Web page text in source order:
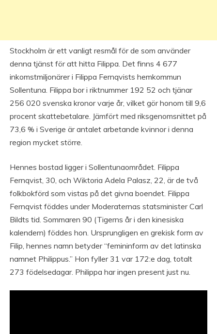
Stockholm är ett vanligt resmål för de som använder
denna tjänst för att hitta Filippa. Det finns 4 677
inkomstmiljonärer i Filippa Fernqvists hemkommun
Sollentuna. Filippa bor i riktnummer 192 52 och tjänar
256 020 svenska kronor varje år, vilket gör honom till 9,6
procent skattebetalare. Jämfört med riksgenomsnittet på
73,6 % i Sverige är antalet arbetande kvinnor i denna
region mycket större.
Hennes bostad ligger i Sollentunaområdet. Filippa
Fernqvist, 30, och Wiktoria Adela Palasz, 22, är de två
folkbokförd som vistas på det givna boendet. Filippa
Fernqvist föddes under Moderaternas statsminister Carl
Bildts tid. Sommaren 90 (Tigerns år i den kinesiska
kalendern) föddes hon. Ursprungligen en grekisk form av
Filip, hennes namn betyder “femininform av det latinska
namnet Philippus.” Hon fyller 31 var 172:e dag, totalt
273 födelsedagar. Philippa har ingen present just nu.